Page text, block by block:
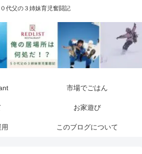
０代父の３姉妹育児奮闘記
市場でごはん
お家遊び
このブログについて